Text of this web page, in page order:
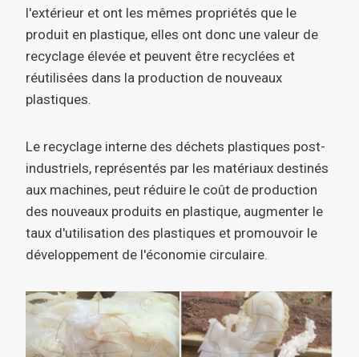
l'extérieur et ont les mêmes propriétés que le
produit en plastique, elles ont donc une valeur de
recyclage élevée et peuvent être recyclées et
réutilisées dans la production de nouveaux
plastiques.
Le recyclage interne des déchets plastiques post-
industriels, représentés par les matériaux destinés
aux machines, peut réduire le coût de production
des nouveaux produits en plastique, augmenter le
taux d'utilisation des plastiques et promouvoir le
développement de l'économie circulaire.